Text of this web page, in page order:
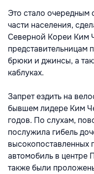
Это стало очередным
части населения,
Северной Кореи Ким
представительницам
брюки и джинсы, а
каблуках.
Запрет ездить на
бывшем лидере Ким
годов. По слухам,
послужила гибель
высокопоставленных
автомобиль в центре
также были